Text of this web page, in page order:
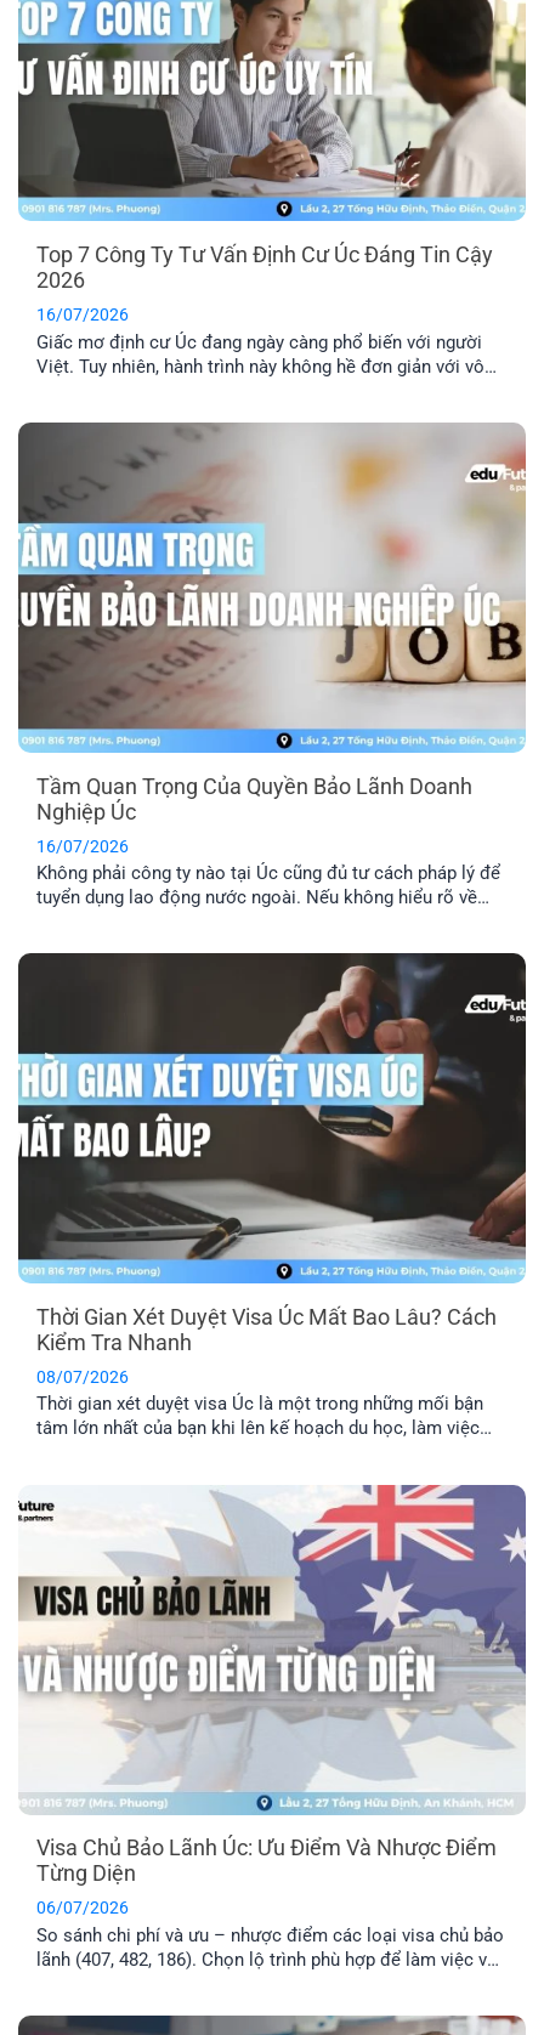
Top 7 Công Ty Tư Vấn Định Cư Úc Đáng Tin Cậy
2026
16/07/2026
Giấc mơ định cư Úc đang ngày càng phổ biến với người
Việt. Tuy nhiên, hành trình này không hề đơn giản với vô
của bạn được xử lý chính xác, nhanh chóng và hiệu quả.
Tầm Quan Trọng Của Quyền Bảo Lãnh Doanh
Nghiệp Úc
16/07/2026
Không phải công ty nào tại Úc cũng đủ tư cách pháp lý để
tuyển dụng lao động nước ngoài. Nếu không hiểu rõ về
Thời Gian Xét Duyệt Visa Úc Mất Bao Lâu? Cách
Kiểm Tra Nhanh
08/07/2026
Thời gian xét duyệt visa Úc là một trong những mối bận
tâm lớn nhất của bạn khi lên kế hoạch du học, làm việc
khiến hồ sơ bị kéo [...]
Visa Chủ Bảo Lãnh Úc: Ưu Điểm Và Nhược Điểm
Từng Diện
06/07/2026
So sánh chi phí và ưu – nhược điểm các loại visa chủ bảo
lãnh (407, 482, 186). Chọn lộ trình phù hợp để làm việc và